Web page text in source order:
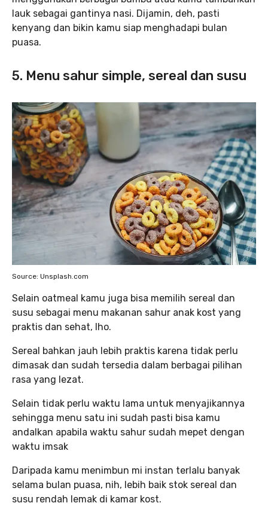
lauk sebagai gantinya nasi. Dijamin, deh, pasti
kenyang dan bikin kamu siap menghadapi bulan
puasa.
5. Menu sahur simple, sereal dan susu
Source: Unsplash.com
Selain oatmeal kamu juga bisa memilih sereal dan
susu sebagai menu makanan sahur anak kost yang
praktis dan sehat, lho.
Sereal bahkan jauh lebih praktis karena tidak perlu
dimasak dan sudah tersedia dalam berbagai pilihan
rasa yang lezat.
Selain tidak perlu waktu lama untuk menyajikannya
sehingga menu satu ini sudah pasti bisa kamu
andalkan apabila waktu sahur sudah mepet dengan
waktu imsak
Daripada kamu menimbun mi instan terlalu banyak
selama bulan puasa, nih, lebih baik stok sereal dan
susu rendah lemak di kamar kost.